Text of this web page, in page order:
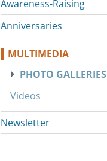
Awareness-Raising
Anniversaries
MULTIMEDIA
PHOTO GALLERIES
Videos
Newsletter